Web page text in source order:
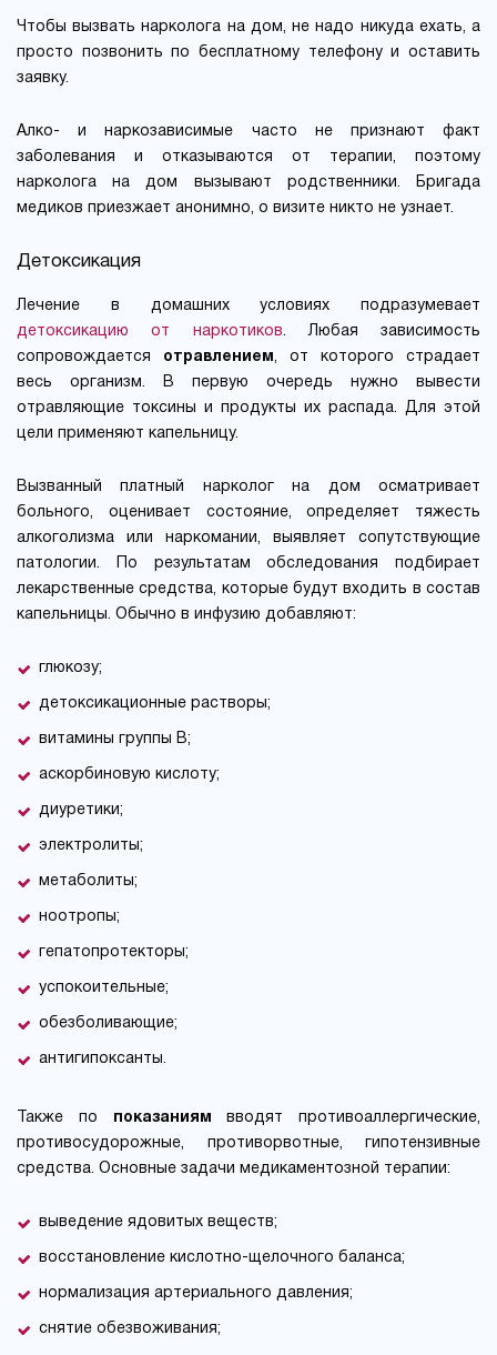
Чтобы вызвать нарколога на дом, не надо никуда ехать, а
просто позвонить по бесплатному телефону и оставить
заявку.
Алко- и наркозависимые часто не признают факт
заболевания и отказываются от терапии, поэтому
нарколога на дом вызывают родственники. Бригада
медиков приезжает анонимно, о визите никто не узнает.
Детоксикация
Лечение в домашних условиях подразумевает
детоксикацию от наркотиков. Любая зависимость
сопровождается отравлением, от которого страдает
весь организм. В первую очередь нужно вывести
отравляющие токсины и продукты их распада. Для этой
цели применяют капельницу.
Вызванный платный нарколог на дом осматривает
больного, оценивает состояние, определяет тяжесть
алкоголизма или наркомании, выявляет сопутствующие
патологии. По результатам обследования подбирает
лекарственные средства, которые будут входить в состав
капельницы. Обычно в инфузию добавляют:
глюкозу;
детоксикационные растворы;
витамины группы В;
аскорбиновую кислоту;
диуретики;
электролиты;
метаболиты;
ноотропы;
гепатопротекторы;
успокоительные;
обезболивающие;
антигипоксанты.
Также по показаниям вводят противоаллергические,
противосудорожные, противорвотные, гипотензивные
средства. Основные задачи медикаментозной терапии:
выведение ядовитых веществ;
восстановление кислотно-щелочного баланса;
нормализация артериального давления;
снятие обезвоживания;